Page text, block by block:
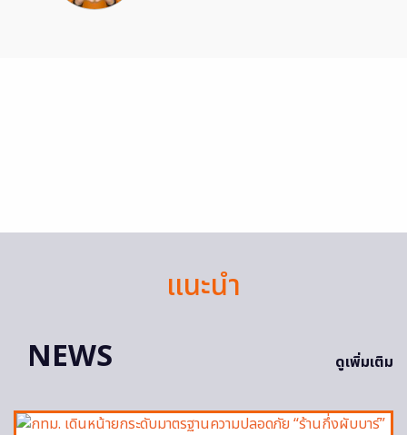
แนะนำ
NEWS
ดูเพิ่มเติม